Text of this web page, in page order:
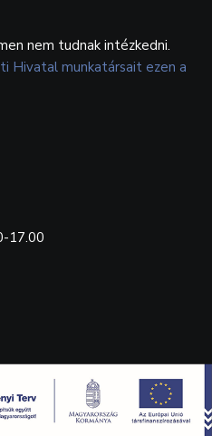
nem tudnak intézkedni.
Hivatal munkatársait ezen a
17.00
byWebGrafika.hu